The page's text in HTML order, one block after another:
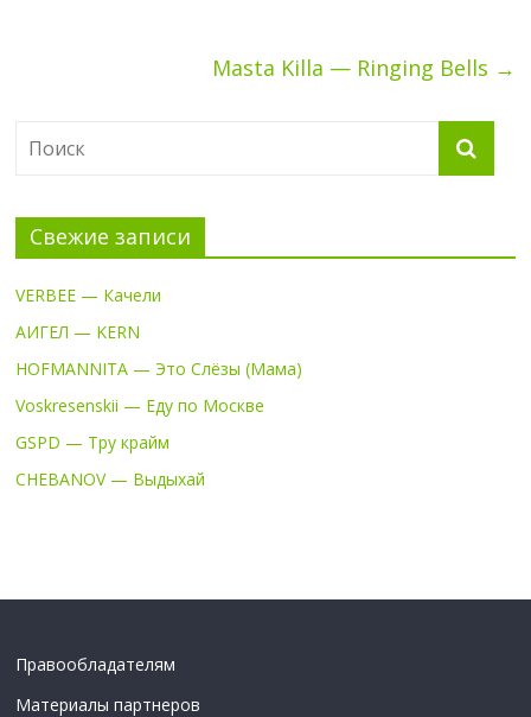
Masta Killa — Ringing Bells →
Свежие записи
VERBEE — Качели
АИГЕЛ — KERN
HOFMANNITA — Это Слёзы (Мама)
Voskresenskii — Еду по Москве
GSPD — Тру крайм
CHEBANOV — Выдыхай
Правообладателям
Материалы партнеров